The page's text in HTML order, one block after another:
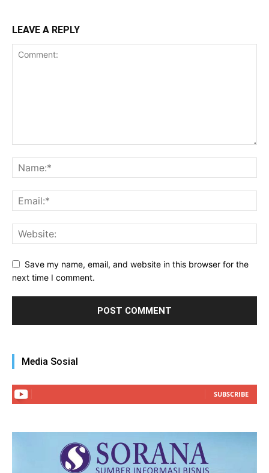
LEAVE A REPLY
Save my name, email, and website in this browser for the
next time I comment.
Media Sosial
SUBSCRIBE